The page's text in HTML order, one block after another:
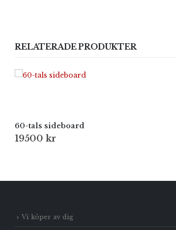
RELATERADE PRODUKTER
60-tals sideboard
19500 kr
Vi köper av dig